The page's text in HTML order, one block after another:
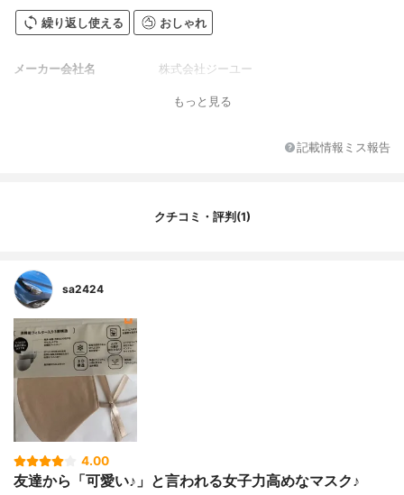
繰り返し使える おしゃれ
メーカー会社名 株式会社ジーユー
もっと見る
記載情報ミス報告
クチコミ・評判(1)
sa2424
4.00
友達から「可愛い♪」と言われる女子力高めなマスク♪